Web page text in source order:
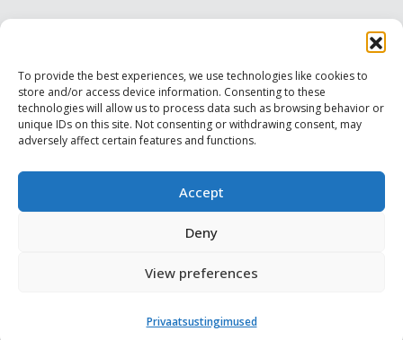
To provide the best experiences, we use technologies like cookies to
store and/or access device information. Consenting to these
technologies will allow us to process data such as browsing behavior or
unique IDs on this site. Not consenting or withdrawing consent, may
adversely affect certain features and functions.
Accept
Deny
View preferences
Privaatsustingimused
Unterkunft
Genusserlebnisse
Sehenswürdigkeiten
Für Tourismusprofis
Harju-, Rapla- ja Läänemaa DMO